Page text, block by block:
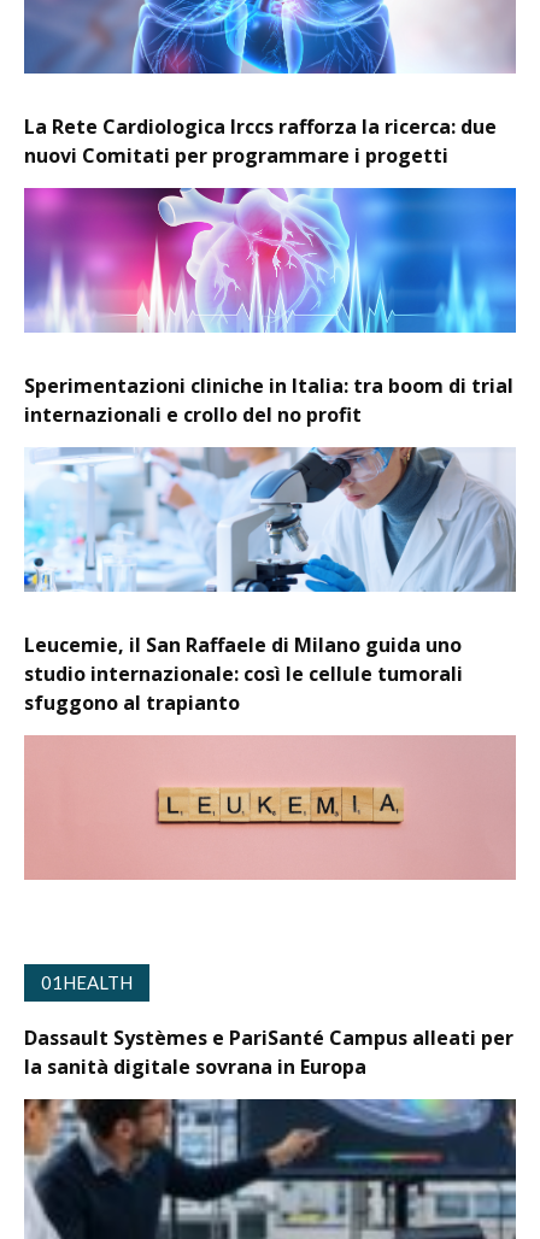
La Rete Cardiologica Irccs rafforza la ricerca: due
nuovi Comitati per programmare i progetti
Sperimentazioni cliniche in Italia: tra boom di trial
internazionali e crollo del no profit
Leucemie, il San Raffaele di Milano guida uno
studio internazionale: così le cellule tumorali
sfuggono al trapianto
01HEALTH
Dassault Systèmes e PariSanté Campus alleati per
la sanità digitale sovrana in Europa